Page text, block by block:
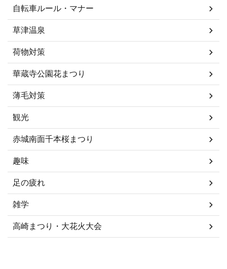
自転車ルール・マナー
草津温泉
荷物対策
華蔵寺公園花まつり
薄毛対策
観光
赤城南面千本桜まつり
趣味
足の疲れ
雑学
高崎まつり・大花火大会